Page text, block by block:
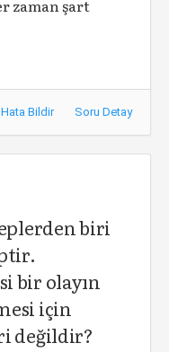
zaman şart
Hata Bildir Soru Detay
biri
bir olayın
için
değildir?